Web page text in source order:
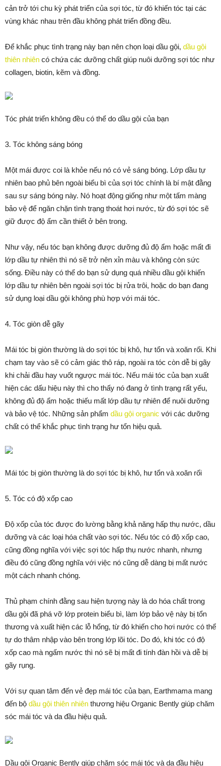
cản trở tới chu kỳ phát triển của sợi tóc, từ đó khiến tóc tại các
vùng khác nhau trên đầu không phát triển đồng đều.
Để khắc phục tình trạng này bạn nên chọn loại dầu gội, dầu gội
thiên nhiên có chứa các dưỡng chất giúp nuôi dưỡng sợi tóc như
collagen, biotin, kẽm và đồng.
Tóc phát triển không đều có thể do dầu gội của bạn
3. Tóc không sáng bóng
Một mái được coi là khỏe nếu nó có vẻ sáng bóng. Lớp dầu tự
nhiên bao phủ bên ngoài biểu bì của sợi tóc chính là bí mật đằng
sau sự sáng bóng này. Nó hoạt động giống như một tấm màng
bảo vệ để ngăn chặn tình trạng thoát hơi nước, từ đó sợi tóc sẽ
giữ được độ ẩm cần thiết ở bên trong.
Như vậy, nếu tóc bạn không được dưỡng đủ độ ẩm hoặc mất đi
lớp dầu tự nhiên thì nó sẽ trở nên xỉn màu và không còn sức
sống. Điều này có thể do bạn sử dụng quá nhiều dầu gội khiến
lớp dầu tự nhiên bên ngoài sợi tóc bị rửa trôi, hoặc do bạn đang
sử dụng loại dầu gội không phù hợp với mái tóc.
4. Tóc giòn dễ gãy
Mái tóc bị giòn thường là do sợi tóc bị khô, hư tổn và xoăn rối. Khi
chạm tay vào sẽ có cảm giác thô ráp, ngoài ra tóc còn dễ bị gãy
khi chải đầu hay vuốt ngược mái tóc. Nếu mái tóc của bạn xuất
hiện các dấu hiệu này thì cho thấy nó đang ở tình trạng rất yếu,
không đủ độ ẩm hoặc thiếu mất lớp dầu tự nhiên để nuôi dưỡng
và bảo vệ tóc. Những sản phẩm dầu gội organic với các dưỡng
chất có thể khắc phục tình trạng hư tổn hiệu quả.
Mái tóc bị giòn thường là do sợi tóc bị khô, hư tổn và xoăn rối
5. Tóc có độ xốp cao
Độ xốp của tóc được đo lường bằng khả năng hấp thụ nước, dầu
dưỡng và các loại hóa chất vào sợi tóc. Nếu tóc có độ xốp cao,
cũng đồng nghĩa với việc sợi tóc hấp thụ nước nhanh, nhưng
điều đó cũng đồng nghĩa với việc nó cũng dễ dàng bị mất nước
một cách nhanh chóng.
Thủ phạm chính đằng sau hiện tượng này là do hóa chất trong
dầu gội đã phá vỡ lớp protein biểu bì, làm lớp bảo vệ này bị tổn
thương và xuất hiện các lỗ hổng, từ đó khiến cho hơi nước có thể
tự do thâm nhập vào bên trong lớp lõi tóc. Do đó, khi tóc có độ
xốp cao mà ngấm nước thì nó sẽ bị mất đi tính đàn hồi và dễ bị
gãy rụng.
Với sự quan tâm đến vẻ đẹp mái tóc của bạn, Earthmama mang
đến bộ dầu gội thiên nhiên thương hiệu Organic Bently giúp chăm
sóc mái tóc và da đầu hiệu quả.
Dầu gội Organic Bently giúp chăm sóc mái tóc và da đầu hiệu